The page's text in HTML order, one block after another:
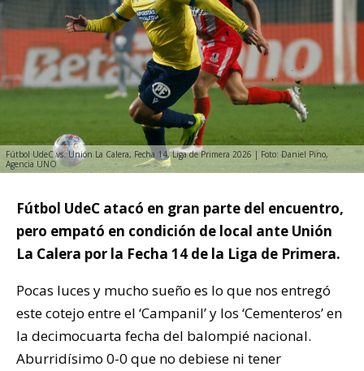
Fútbol UdeC vs. Unión La Calera, Fecha 14, Liga de Primera 2026 | Foto: Daniel Pino,
Agencia UNO
Fútbol UdeC atacó en gran parte del encuentro,
pero empató en condición de local ante Unión
La Calera por la Fecha 14 de la Liga de Primera.
Pocas luces y mucho sueño es lo que nos entregó
este cotejo entre el ‘Campanil’ y los ‘Cementeros’ en
la decimocuarta fecha del balompié nacional.
Aburridísimo 0-0 que no debiese ni tener